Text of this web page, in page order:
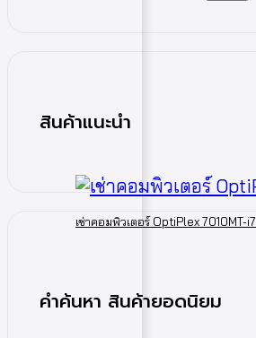
สินค้าแนะนำ
เช่าคอมพิวเตอร์ OptiPlex 7010MT-i7
คำค้นหา สินค้ายอดนิยม